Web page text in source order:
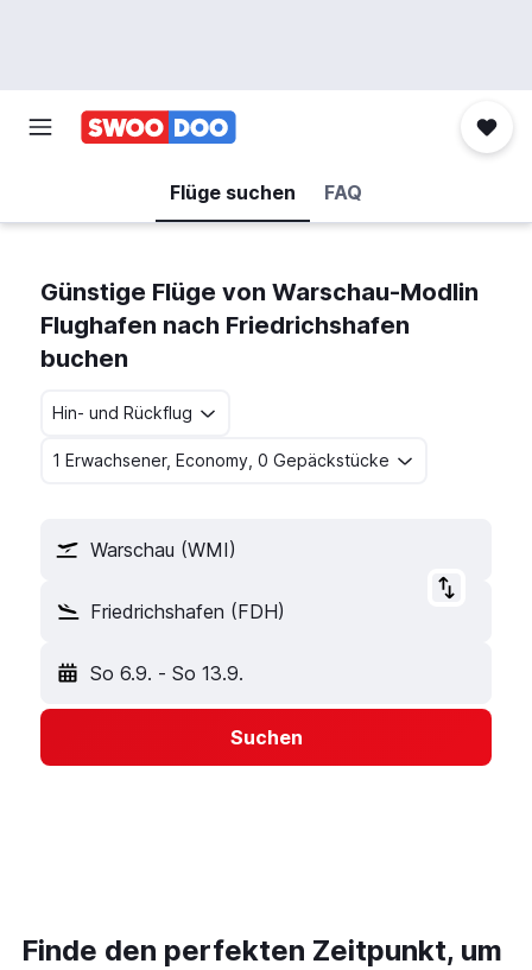
Flüge suchen FAQ
Günstige Flüge von Warschau-Modlin
Flughafen nach Friedrichshafen
buchen
Hin- und Rückflug
1 Erwachsener, Economy, 0 Gepäckstücke
Warschau (WMI)
Friedrichshafen (FDH)
So 6.9. - So 13.9.
Suchen
Finde den perfekten Zeitpunkt, um